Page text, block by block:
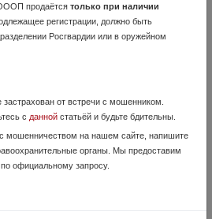
продаётся только при наличии
регистрации, должно быть
Росгвардии или в оружейном
от встречи с мошенником.
с даннойстатьёй и будьте бдительны.
мошенничеством на нашем сайте, напишите
органы. Мы предоставим
официальному запросу.